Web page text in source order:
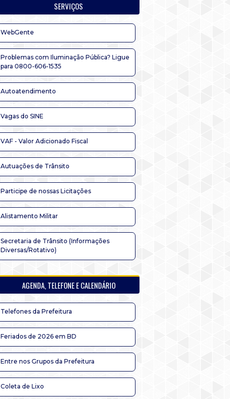
SERVIÇOS
WebGente
Problemas com Iluminação Pública? Ligue
para 0800-606-1535
Autoatendimento
Vagas do SINE
VAF - Valor Adicionado Fiscal
Autuações de Trânsito
Participe de nossas Licitações
Alistamento Militar
Secretaria de Trânsito (Informações
Diversas/Rotativo)
AGENDA, TELEFONE E CALENDÁRIO
Telefones da Prefeitura
Feriados de 2026 em BD
Entre nos Grupos da Prefeitura
Coleta de Lixo